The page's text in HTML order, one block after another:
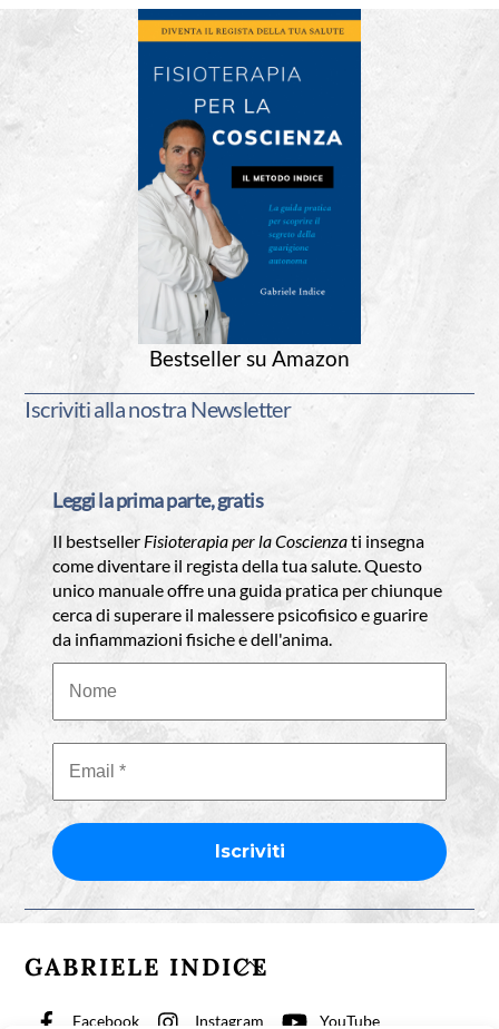
Bestseller su Amazon
Iscriviti alla nostra Newsletter
Leggi la prima parte, gratis
Il bestseller Fisioterapia per la Coscienzati insegna
come diventare il regista della tua salute. Questo
unico manuale offre una guida pratica per chiunque
cerca di superare il malessere psicofisico e guarire
da infiammazioni fisiche e dell'anima.
Back
Top
GABRIELE INDICE
Facebook Instagram YouTube